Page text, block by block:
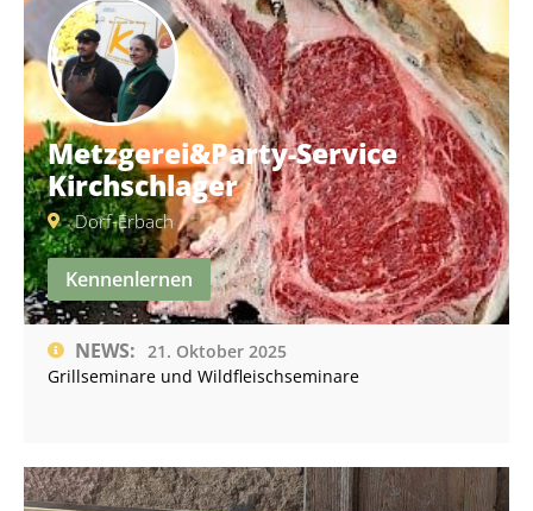
Metzgerei&Party-Service
Kirchschlager
Dorf-Erbach
Kennenlernen
NEWS: 21. Oktober 2025
Grillseminare und Wildfleischseminare